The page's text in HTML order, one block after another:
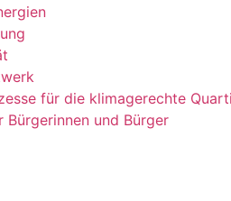
für die klimagerechte
Bürgerinnen und Bürger